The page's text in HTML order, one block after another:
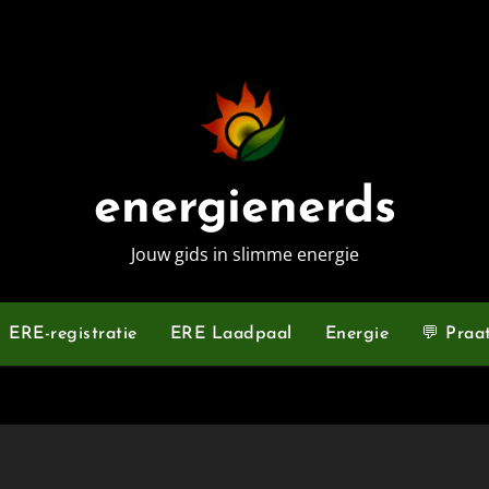
energienerds
Jouw gids in slimme energie
ERE-registratie ERE Laadpaal Energie 💬